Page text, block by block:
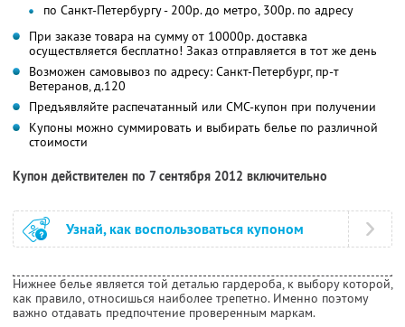
по Санкт-Петербургу - 200р. до метро, 300р. по адресу
При заказе товара на сумму от 10000р. доставка
осуществляется бесплатно! Заказ отправляется в тот же день
Возможен самовывоз по адресу: Санкт-Петербург, пр-т
Ветеранов, д.120
Предъявляйте распечатанный или СМС-купон при получении
Купоны можно суммировать и выбирать белье по различной
стоимости
Купон действителен по 7 сентября 2012 включительно
Узнай, как воспользоваться купоном
Нижнее белье является той деталью гардероба, к выбору которой,
как правило, относишься наиболее трепетно. Именно поэтому
важно отдавать предпочтение проверенным маркам.